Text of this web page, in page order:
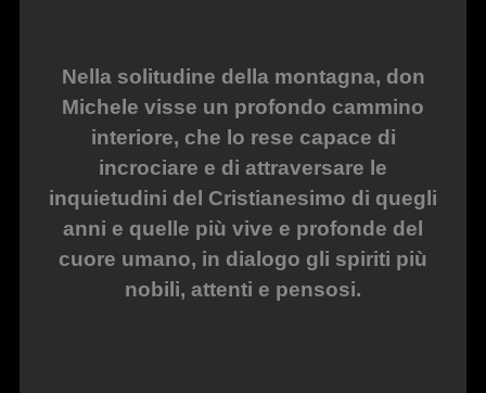
Nella solitudine della montagna, don
Michele visse un profondo cammino
interiore, che lo rese capace di
incrociare e di attraversare le
inquietudini del Cristianesimo di quegli
anni e quelle più vive e profonde del
cuore umano, in dialogo gli spiriti più
nobili, attenti e pensosi.